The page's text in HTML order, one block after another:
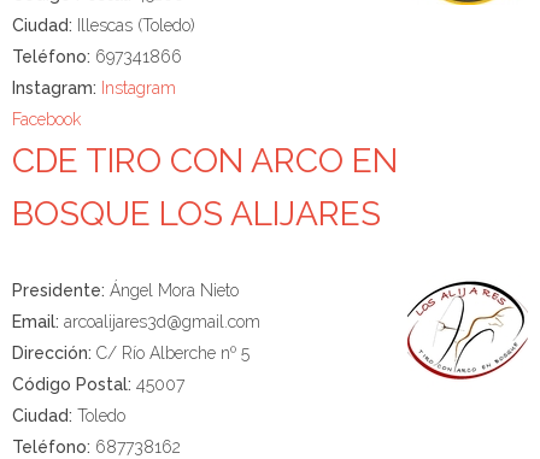
Ciudad: Illescas (Toledo)
Teléfono: 697341866
Instagram: Instagram
Facebook
CDE TIRO CON ARCO EN
BOSQUE LOS ALIJARES
Presidente: Ángel Mora Nieto
Email: arcoalijares3d@gmail.com
Dirección: C/ Río Alberche nº 5
Código Postal: 45007
Ciudad: Toledo
Teléfono: 687738162